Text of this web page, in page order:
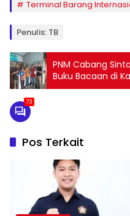
Terminal Barang
Penulis: TB
PNM Cabang
Buku Bacaan di
73
Pos Terkait